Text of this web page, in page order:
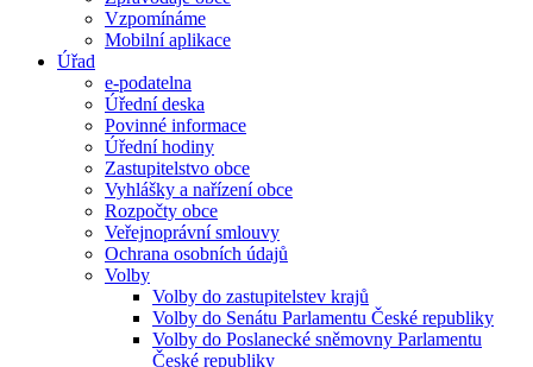
Vzpomínáme
Mobilní aplikace
Úřad
e-podatelna
Úřední deska
Povinné informace
Úřední hodiny
Zastupitelstvo obce
Vyhlášky a nařízení obce
Rozpočty obce
Veřejnoprávní smlouvy
Ochrana osobních údajů
Volby
Volby do zastupitelstev krajů
Volby do Senátu Parlamentu České republiky
Volby do Poslanecké sněmovny Parlamentu
České republiky